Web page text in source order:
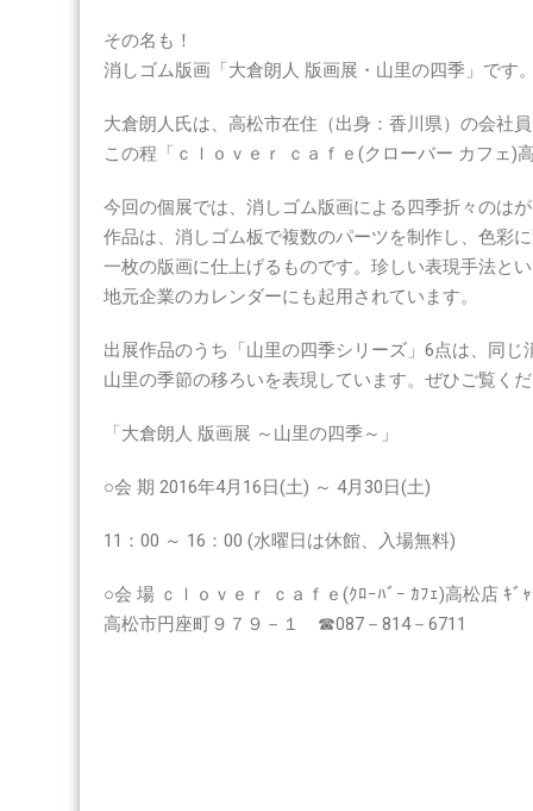
その名も！
消しゴム版画「大倉朗人 版画展・山里の四季」です
大倉朗人氏は、高松市在住（出身：香川県）の会社
この程「ｃｌｏｖｅｒ ｃａｆｅ(クローバー カフェ)
今回の個展では、消しゴム版画による四季折々のは
作品は、消しゴム板で複数のパーツを制作し、色彩
一枚の版画に仕上げるものです。珍しい表現手法と
地元企業のカレンダーにも起用されています。
出展作品のうち「山里の四季シリーズ」6点は、同
山里の季節の移ろいを表現しています。ぜひご覧く
「大倉朗人 版画展 ～山里の四季～」
○会 期 2016年4月16日(土) ～ 4月30日(土)
11：00 ～ 16：00 (水曜日は休館、入場無料)
○会 場 ｃｌｏｖｅｒ ｃａｆｅ(ｸﾛｰﾊﾞｰ ｶﾌｪ)高松店 ｷﾞ
高松市円座町９７９－１ ☎087－814－6711